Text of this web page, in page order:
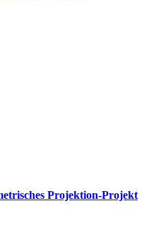
Projektion-Projekt